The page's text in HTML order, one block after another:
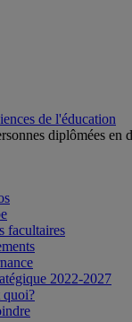
de l'éducation
diplômées en
facultaires
2022-2027